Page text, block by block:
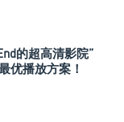
的超高清影院”
优播放方案！